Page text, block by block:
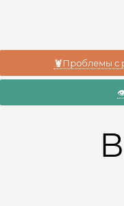
🦞Проблемы с